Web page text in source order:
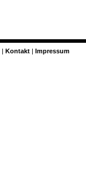
Kontakt Impressum